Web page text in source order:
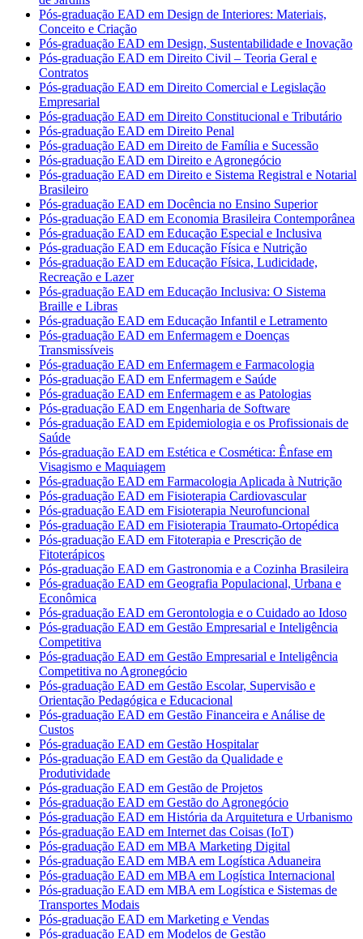
Pós-graduação EAD em Design de Interiores: Materiais,
Conceito e Criação
Pós-graduação EAD em Design, Sustentabilidade e Inovação
Pós-graduação EAD em Direito Civil – Teoria Geral e
Contratos
Pós-graduação EAD em Direito Comercial e Legislação
Empresarial
Pós-graduação EAD em Direito Constitucional e Tributário
Pós-graduação EAD em Direito Penal
Pós-graduação EAD em Direito de Família e Sucessão
Pós-graduação EAD em Direito e Agronegócio
Pós-graduação EAD em Direito e Sistema Registral e Notarial
Brasileiro
Pós-graduação EAD em Docência no Ensino Superior
Pós-graduação EAD em Economia Brasileira Contemporânea
Pós-graduação EAD em Educação Especial e Inclusiva
Pós-graduação EAD em Educação Física e Nutrição
Pós-graduação EAD em Educação Física, Ludicidade,
Recreação e Lazer
Pós-graduação EAD em Educação Inclusiva: O Sistema
Braille e Libras
Pós-graduação EAD em Educação Infantil e Letramento
Pós-graduação EAD em Enfermagem e Doenças
Transmissíveis
Pós-graduação EAD em Enfermagem e Farmacologia
Pós-graduação EAD em Enfermagem e Saúde
Pós-graduação EAD em Enfermagem e as Patologias
Pós-graduação EAD em Engenharia de Software
Pós-graduação EAD em Epidemiologia e os Profissionais de
Saúde
Pós-graduação EAD em Estética e Cosmética: Ênfase em
Visagismo e Maquiagem
Pós-graduação EAD em Farmacologia Aplicada à Nutrição
Pós-graduação EAD em Fisioterapia Cardiovascular
Pós-graduação EAD em Fisioterapia Neurofuncional
Pós-graduação EAD em Fisioterapia Traumato-Ortopédica
Pós-graduação EAD em Fitoterapia e Prescrição de
Fitoterápicos
Pós-graduação EAD em Gastronomia e a Cozinha Brasileira
Pós-graduação EAD em Geografia Populacional, Urbana e
Econômica
Pós-graduação EAD em Gerontologia e o Cuidado ao Idoso
Pós-graduação EAD em Gestão Empresarial e Inteligência
Competitiva
Pós-graduação EAD em Gestão Empresarial e Inteligência
Competitiva no Agronegócio
Pós-graduação EAD em Gestão Escolar, Supervisão e
Orientação Pedagógica e Educacional
Pós-graduação EAD em Gestão Financeira e Análise de
Custos
Pós-graduação EAD em Gestão Hospitalar
Pós-graduação EAD em Gestão da Qualidade e
Produtividade
Pós-graduação EAD em Gestão de Projetos
Pós-graduação EAD em Gestão do Agronegócio
Pós-graduação EAD em História da Arquitetura e Urbanismo
Pós-graduação EAD em Internet das Coisas (IoT)
Pós-graduação EAD em MBA Marketing Digital
Pós-graduação EAD em MBA em Logística Aduaneira
Pós-graduação EAD em MBA em Logística Internacional
Pós-graduação EAD em MBA em Logística e Sistemas de
Transportes Modais
Pós-graduação EAD em Marketing e Vendas
Pós-graduação EAD em Modelos de Gestão